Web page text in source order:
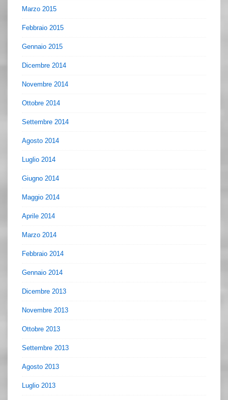
Marzo 2015
Febbraio 2015
Gennaio 2015
Dicembre 2014
Novembre 2014
Ottobre 2014
Settembre 2014
Agosto 2014
Luglio 2014
Giugno 2014
Maggio 2014
Aprile 2014
Marzo 2014
Febbraio 2014
Gennaio 2014
Dicembre 2013
Novembre 2013
Ottobre 2013
Settembre 2013
Agosto 2013
Luglio 2013